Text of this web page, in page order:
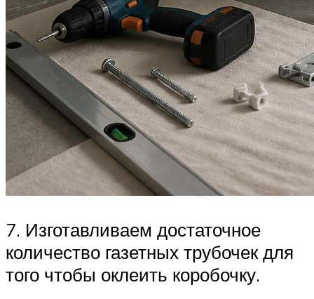
7. Изготавливаем достаточное
количество газетных трубочек для
того чтобы оклеить коробочку.